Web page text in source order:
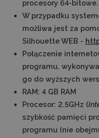
procesory 64-bitowe.
W przypadku
możliwa jest za
Silhouette WEB -
Połączenie
programu,
go do wyższych
RAM: 4 GB RAM
Procesor: 2.5GHz (
szybkość pamięci
programu (nie